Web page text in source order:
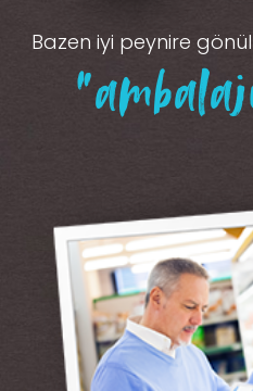
Bazen iyi peynire